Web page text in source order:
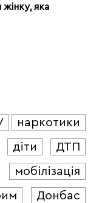
жінку, яка
наркотики
діти
ДТП
мобілізація
Донбас